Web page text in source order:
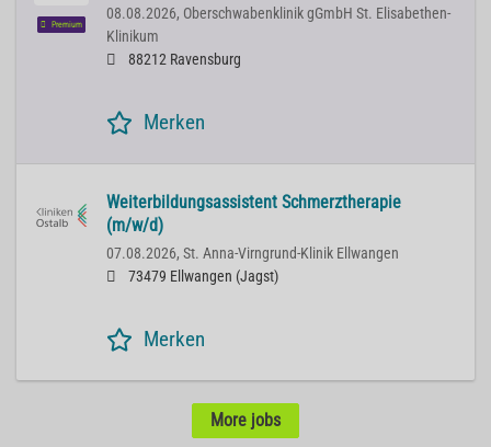
Premium
08.08.2026, Oberschwabenklinik gGmbH St. Elisabethen-
Klinikum
88212 Ravensburg
Merken
Weiterbildungsassistent Schmerztherapie
(m/w/d)
07.08.2026, St. Anna-Virngrund-Klinik Ellwangen
73479 Ellwangen (Jagst)
Merken
More jobs